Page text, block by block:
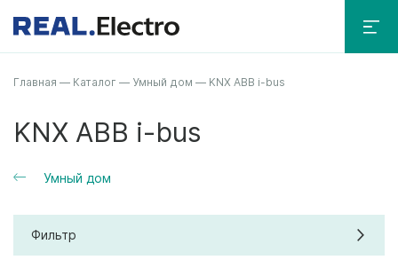
Главная — Каталог — Умный дом — KNX ABB i-bus
KNX ABB i-bus
Умный дом
Фильтр